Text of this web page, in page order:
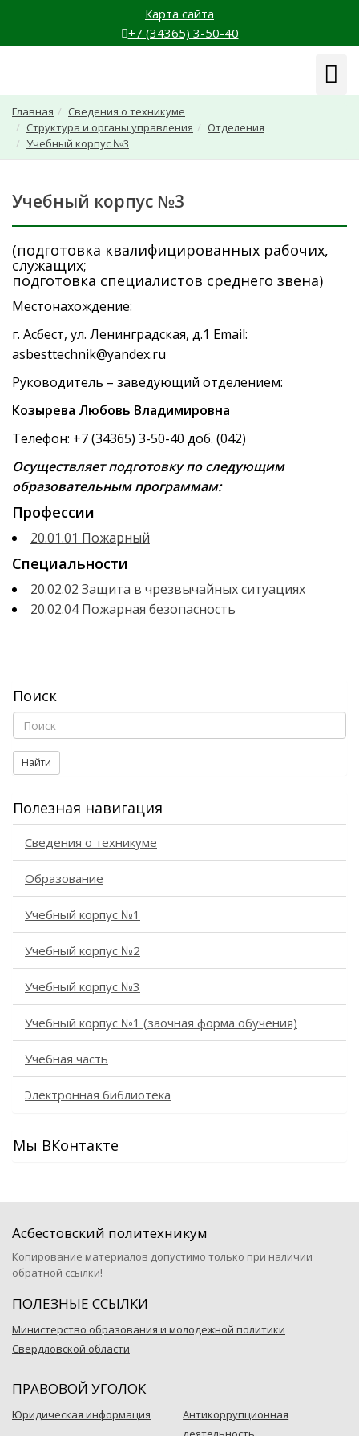
Карта сайта
+7 (34365) 3-50-40
Главная
Сведения о техникуме
Структура и органы управления
Отделения
Учебный корпус №3
Учебный корпус №3
(подготовка квалифицированных рабочих,
служащих;
подготовка специалистов среднего звена)
Местонахождение:
г. Асбест, ул. Ленинградская, д.1 Email:
asbesttechnik@yandex.ru
Руководитель – заведующий отделением:
Козырева Любовь Владимировна
Телефон: +7 (34365) 3-50-40 доб. (042)
Осуществляет подготовку по следующим
образовательным программам:
Профессии
20.01.01 Пожарный
Специальности
20.02.02 Защита в чрезвычайных ситуациях
20.02.04 Пожарная безопасность
Поиск
Найти
Полезная навигация
Сведения о техникуме
Образование
Учебный корпус №1
Учебный корпус №2
Учебный корпус №3
Учебный корпус №1 (заочная форма обучения)
Учебная часть
Электронная библиотека
Мы ВКонтакте
Асбестовский политехникум
Копирование материалов допустимо только при наличии
обратной ссылки!
ПОЛЕЗНЫЕ ССЫЛКИ
Министерство образования и молодежной политики
Свердловской области
ПРАВОВОЙ УГОЛОК
Юридическая информация
Антикоррупционная